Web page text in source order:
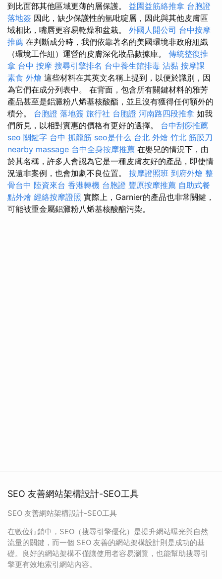
到比面部其他區域更薄的層保護。 益園益筋絡推拿 台胞證
落地簽 因此，缺少保護性的氫吡啶層，因此與其他皮膚區
域相比，嘴唇更容易乾燥和盆栽。 外國人開公司 台中按摩
推薦 在判斷成分時，我們依靠著名的美國環境非政府組織
（環境工作組）運營的皮膚深化妝品數據庫。 傳統整復推
拿 台中 按摩 搜尋引擎排名 台中養生館排毒 沾黏 按摩課
素食 外燴 這些材料在其英文名稱上提到，以便於識別，因
為它們在成分列表中。 在背面，包含所有關鍵材料的雅芳
產品甚至是鋁澱粉八烯基核酸酯，並且沒有獲得任何額外的
積分。 台胞證 落地簽 旅行社 台胞證 河南路四段推拿 如我
們所見，以相對實惠的價格有更好的選擇。 台中刮痧推薦
seo 關鍵字 台中 抓龍筋 seo是什么 台北 外燴 竹北 筋膜刀
nearby massage 台中全身按摩推薦 在嬰兒的情況下，由
於其名稱，許多人會認為它是一種皮膚友好的產品，即使情
況遠非案例，也會加劇不良位置。 按摩證照班 到府外燴 整
骨台中 陸資來台 香港轉機 台胞證 豐原按摩推薦 自助式餐
點外燴 經絡按摩證照 實際上，Garnier的產品也非常關鍵，
可能被重金屬鋁澱粉八烯基核酸酯污染。
SEO 友善網站架構設計-SEO工具
SEO 友善網站架構設計-SEO工具
在數位行銷中，SEO（搜尋引擎優化）是提升網站曝光與自然
流量的關鍵，而一個 SEO 友善的網站架構設計則是成功的基
礎。良好的網站架構不僅讓使用者容易瀏覽，也能幫助搜尋引
擎更有效地索引網站內容。